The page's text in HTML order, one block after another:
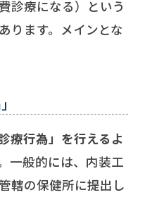
診療になる）という
ります。メインとな
療行為」を行えるよ
一般的には、内装工
轄の保健所に提出し